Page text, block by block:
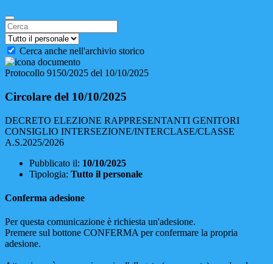
Cerca anche nell'archivio storico
Protocollo 9150/2025 del 10/10/2025
Circolare del 10/10/2025
DECRETO ELEZIONE RAPPRESENTANTI GENITORI
CONSIGLIO INTERSEZIONE/INTERCLASE/CLASSE
A.S.2025/2026
Pubblicato il: 10/10/2025
Tipologia: Tutto il personale
Conferma adesione
Per questa comunicazione è richiesta un'adesione.
Premere sul bottone CONFERMA per confermare la propria
adesione.